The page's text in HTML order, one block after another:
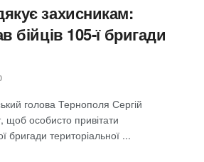
захисникам:
бійців 105-ї бригади
голова Тернополя Сергій
щоб особисто привітати
бригади територіальної ...